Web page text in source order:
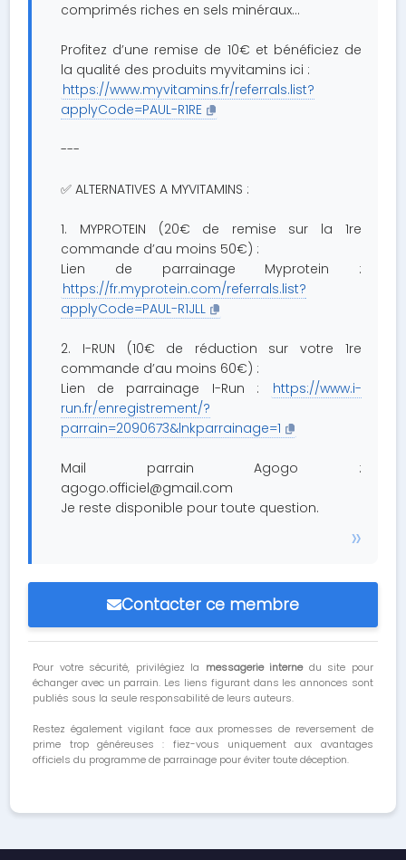
comprimés riches en sels minéraux…
Profitez d’une remise de 10€ et bénéficiez de
la qualité des produits myvitamins ici :
https://www.myvitamins.fr/referrals.list?
applyCode=PAUL-R1RE
---
✅ ALTERNATIVES A MYVITAMINS :
1. MYPROTEIN (20€ de remise sur la 1re
commande d’au moins 50€) :
Lien de parrainage Myprotein :
https://fr.myprotein.com/referrals.list?
applyCode=PAUL-R1JLL
2. I-RUN (10€ de réduction sur votre 1re
commande d’au moins 60€) :
Lien de parrainage I-Run :
https://www.i-
run.fr/enregistrement/?
parrain=2090673&lnkparrainage=1
Mail parrain Agogo :
agogo.officiel@gmail.com
Je reste disponible pour toute question.
Contacter ce membre
Pour votre sécurité, privilégiez la messagerie internedu site pour
échanger avec un parrain. Les liens figurant dans les annonces sont
publiés sous la seule responsabilité de leurs auteurs.
Restez également vigilant face aux promesses de reversement de
prime trop généreuses : fiez-vous uniquement aux avantages
officiels du programme de parrainage pour éviter toute déception.